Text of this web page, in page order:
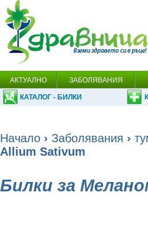
АКТУАЛНО ЗАБОЛЯВАНИЯ
КАТАЛОГ - БИЛКИ
Начало › Заболявания ›
Allium Sativum
Билки за